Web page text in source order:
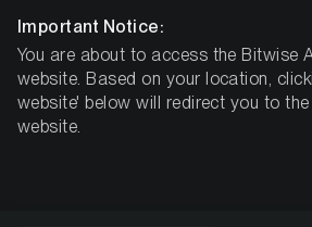
Important Notice:
You are about to access the Bitwise
website. Based on your location,
website' below will redirect you to
website.